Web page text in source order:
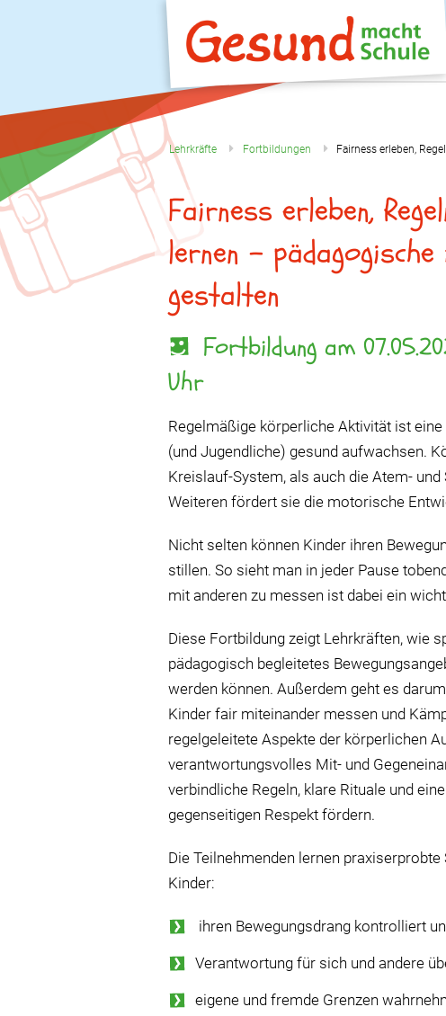
Lehrkräfte Fortbildungen Fairness erleben,
Fairness erleben,
lernen –
gestalten
Fortbildung am
Uhr
Regelmäßige körperliche Aktivität ist
(und Jugendliche) gesund aufwachsen.
Kreislauf-System, als auch die Atem-
Weiteren fördert sie die motorische
Nicht selten können Kinder ihren
stillen. So sieht man in jeder Pause
mit anderen zu messen ist dabei ein
Diese Fortbildung zeigt Lehrkräften, wie
pädagogisch begleitetes
werden können. Außerdem geht es
Kinder fair miteinander messen und
regelgeleitete Aspekte der körperlichen
verantwortungsvolles Mit- und
verbindliche Regeln, klare Rituale und
gegenseitigen Respekt fördern.
Die Teilnehmenden lernen
Kinder:
ihren Bewegungsdrang kontrolliert
Verantwortung für sich und andere
eigene und fremde Grenzen